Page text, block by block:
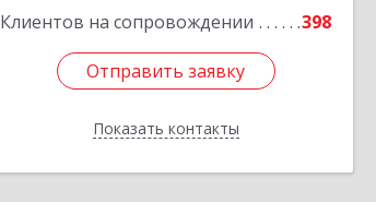
Клиентов на сопровождении 398
Отправить заявку
Показать контакты
Отправить заявку
Назад